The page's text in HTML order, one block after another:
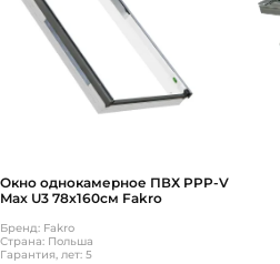
Окно однокамерное ПВХ PPP-V
Max U3 78х160см Fakro
Бренд: Fakro
Страна: Польша
Гарантия, лет: 5